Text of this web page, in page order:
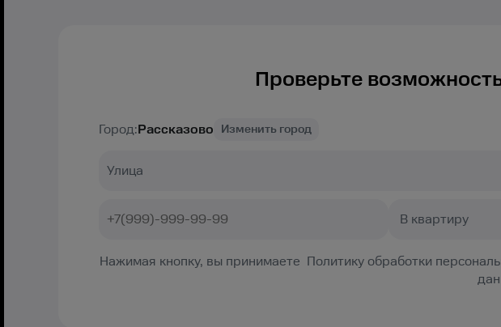
Проверьте
Город:Рассказово Изменить город
Нажимая кнопку, вы принимаете Политику обработки